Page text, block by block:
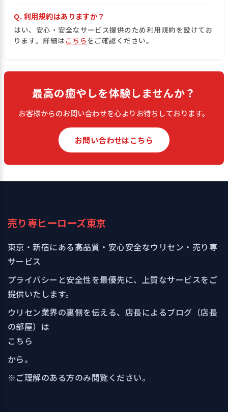
Q. 利用規約はありますか？
はい、安心・安全なサービス提供のため利用規約を設けてお
ります。詳細は こちらをご確認ください。
最高の癒やしを体験しませんか？
お客様からのお問い合わせを心よりお待ちしております。
お問い合わせはこちら
売り専ヒーローズ東京
東京・新宿にある高品質・安心安全なウリセン・売り専
サービス
プライバシーと安全性を最優先に、上質なサービスをご
提供いたします。
ウリセン業界の裏側を伝える、店長によるブログ（店長
の部屋）は
こちら
から。
※ご理解のある方のみ閲覧ください。